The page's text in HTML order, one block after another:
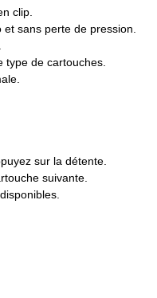
clip.
et sans perte de pression.
type de cartouches.
sur la détente.
suivante.